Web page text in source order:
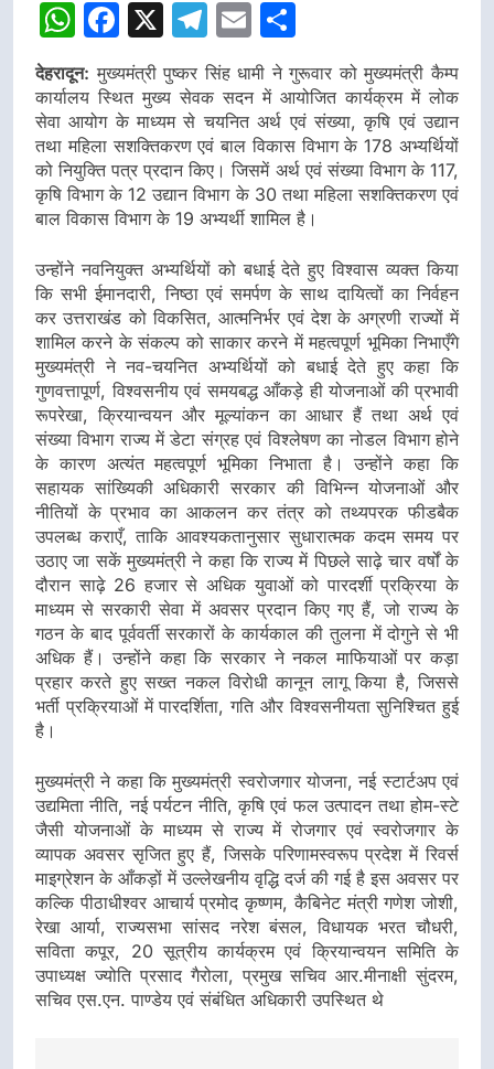
WhatsApp
Facebook
X Telegram
Email
देहरादून: मुख्यमंत्री पुष्कर सिंह धामी ने गुरूवार को मुख्यमंत्री कैम्प
कार्यालय स्थित मुख्य सेवक सदन में आयोजित कार्यक्रम में लोक
सेवा आयोग के माध्यम से चयनित अर्थ एवं संख्या, कृषि एवं उद्यान
तथा महिला सशक्तिकरण एवं बाल विकास विभाग के 178 अभ्यर्थियों
को नियुक्ति पत्र प्रदान किए। जिसमें अर्थ एवं संख्या विभाग के 117,
कृषि विभाग के 12 उद्यान विभाग के 30 तथा महिला सशक्तिकरण एवं
बाल विकास विभाग के 19 अभ्यर्थी शामिल है।
उन्होंने नवनियुक्त अभ्यर्थियों को बधाई देते हुए विश्वास व्यक्त किया
कि सभी ईमानदारी, निष्ठा एवं समर्पण के साथ दायित्वों का निर्वहन
कर उत्तराखंड को विकसित, आत्मनिर्भर एवं देश के अग्रणी राज्यों में
शामिल करने के संकल्प को साकार करने में महत्वपूर्ण भूमिका निभाएँगे
मुख्यमंत्री ने नव-चयनित अभ्यर्थियों को बधाई देते हुए कहा कि
गुणवत्तापूर्ण, विश्वसनीय एवं समयबद्ध आँकड़े ही योजनाओं की प्रभावी
रूपरेखा, क्रियान्वयन और मूल्यांकन का आधार हैं तथा अर्थ एवं
संख्या विभाग राज्य में डेटा संग्रह एवं विश्लेषण का नोडल विभाग होने
के कारण अत्यंत महत्वपूर्ण भूमिका निभाता है। उन्होंने कहा कि
सहायक सांख्यिकी अधिकारी सरकार की विभिन्न योजनाओं और
नीतियों के प्रभाव का आकलन कर तंत्र को तथ्यपरक फीडबैक
उपलब्ध कराएँ, ताकि आवश्यकतानुसार सुधारात्मक कदम समय पर
उठाए जा सकें मुख्यमंत्री ने कहा कि राज्य में पिछले साढ़े चार वर्षों के
दौरान साढ़े 26 हजार से अधिक युवाओं को पारदर्शी प्रक्रिया के
माध्यम से सरकारी सेवा में अवसर प्रदान किए गए हैं, जो राज्य के
गठन के बाद पूर्ववर्ती सरकारों के कार्यकाल की तुलना में दोगुने से भी
अधिक हैं। उन्होंने कहा कि सरकार ने नकल माफियाओं पर कड़ा
प्रहार करते हुए सख्त नकल विरोधी कानून लागू किया है, जिससे
भर्ती प्रक्रियाओं में पारदर्शिता, गति और विश्वसनीयता सुनिश्चित हुई
है।
मुख्यमंत्री ने कहा कि मुख्यमंत्री स्वरोजगार योजना, नई स्टार्टअप एवं
उद्यमिता नीति, नई पर्यटन नीति, कृषि एवं फल उत्पादन तथा होम-स्टे
जैसी योजनाओं के माध्यम से राज्य में रोजगार एवं स्वरोजगार के
व्यापक अवसर सृजित हुए हैं, जिसके परिणामस्वरूप प्रदेश में रिवर्स
माइग्रेशन के आँकड़ों में उल्लेखनीय वृद्धि दर्ज की गई है इस अवसर पर
कल्कि पीठाधीश्वर आचार्य प्रमोद कृष्णम, कैबिनेट मंत्री गणेश जोशी,
रेखा आर्या, राज्यसभा सांसद नरेश बंसल, विधायक भरत चौधरी,
सविता कपूर, 20 सूत्रीय कार्यक्रम एवं क्रियान्वयन समिति के
उपाध्यक्ष ज्योति प्रसाद गैरोला, प्रमुख सचिव आर.मीनाक्षी सुंदरम,
सचिव एस.एन. पाण्डेय एवं संबंधित अधिकारी उपस्थित थे